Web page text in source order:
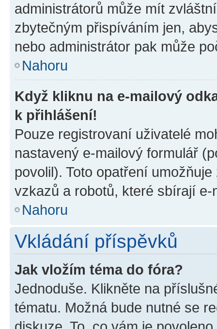
administrátorů může mít
zbytečným přispíváním jen,
nebo administrátor pak může
Nahoru
Když kliknu na e-mailový
k přihlášení!
Pouze registrovaní uživatelé
nastavený e-mailový formulář
povolil). Toto opatření
vzkazů a robotů, které sbírají e-
Nahoru
Vkládání příspěvků
Jak vložím téma do fóra?
Jednoduše. Klikněte na
tématu. Možná bude nutné se